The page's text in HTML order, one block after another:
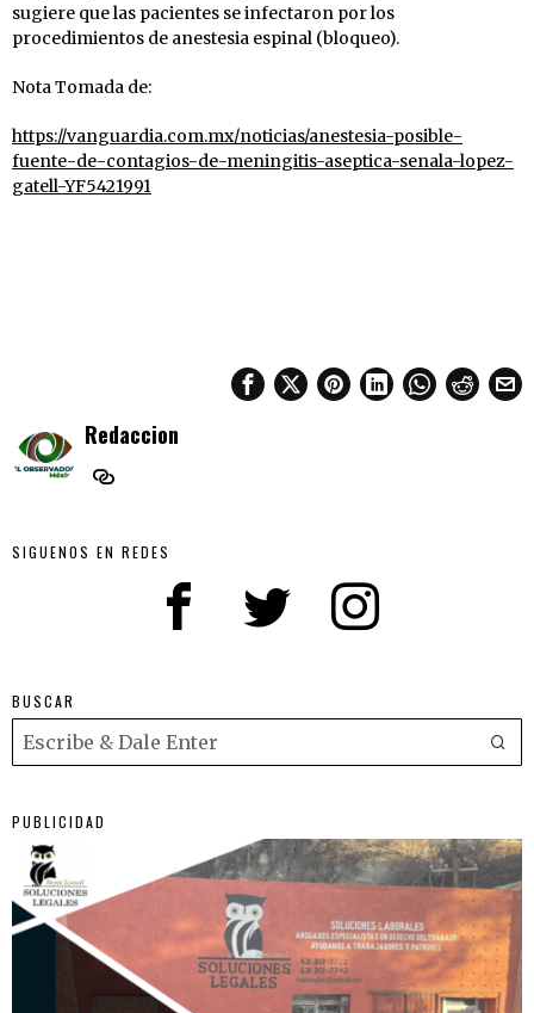
sugiere que las pacientes se infectaron por los
procedimientos de anestesia espinal (bloqueo).
Nota Tomada de:
https://vanguardia.com.mx/noticias/anestesia-posible-
fuente-de-contagios-de-meningitis-aseptica-senala-lopez-
gatell-YF5421991
Redaccion
SIGUENOS EN REDES
BUSCAR
PUBLICIDAD